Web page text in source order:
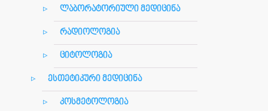
ლაბორატორიული მედიცინა
რადიოლოგია
ციტოლოგია
ესთეტიკური მედიცინა
კოსმეტოლოგია